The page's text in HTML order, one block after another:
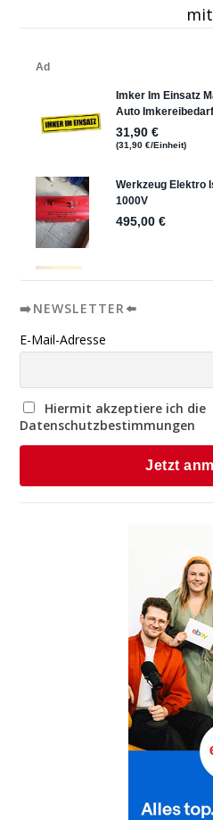
mit
➡️NEWSLETTER⬅️
E-Mail-Adresse
Hiermit akzeptiere ich die
Datenschutzbestimmungen